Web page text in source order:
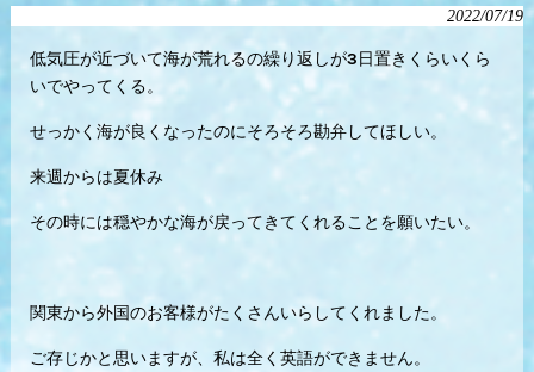
2022/07/19
低気圧が近づいて海が荒れるの繰り返しが3日置きくらいくら
いでやってくる。
せっかく海が良くなったのにそろそろ勘弁してほしい。
来週からは夏休み
その時には穏やかな海が戻ってきてくれることを願いたい。
関東から外国のお客様がたくさんいらしてくれました。
ご存じかと思いますが、私は全く英語ができません。